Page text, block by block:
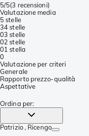
5/5(3 recensioni)
Valutazione media
5 stelle
34 stelle
03 stelle
02 stelle
01 stella
0
Valutazione per criteri
Generale
Rapporto prezzo-qualità
Aspettative
Ordina per:
Patrizio , Ricengo